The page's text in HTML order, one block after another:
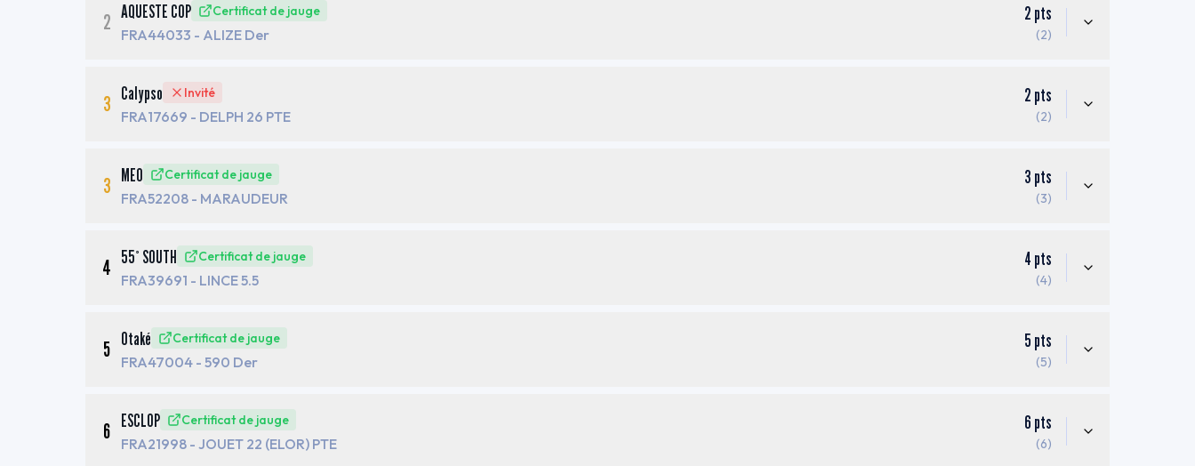
2 AQUESTE COP Certificat de jauge
FRA44033 - ALIZE Der
2 pts
(2)
3 Calypso Invité
FRA17669 - DELPH 26 PTE
2 pts
(2)
3 MEO Certificat de jauge
FRA52208 - MARAUDEUR
3 pts
(3)
4 55° SOUTH Certificat de jauge
FRA39691 - LINCE 5.5
4 pts
(4)
5 Otaké Certificat de jauge
FRA47004 - 590 Der
5 pts
(5)
6 ESCLOP Certificat de jauge
FRA21998 - JOUET 22 (ELOR) PTE
6 pts
(6)